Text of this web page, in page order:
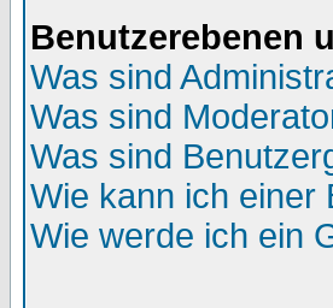
Benutzerebenen
Was sind
Was sind
Was sind
Wie kann ich einer
Wie werde ich ein